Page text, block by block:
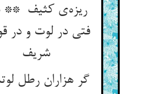
ریزه‌ی کثیف **
فتی در لوت و در
شریف
گر هزاران رطل